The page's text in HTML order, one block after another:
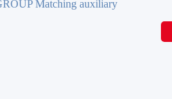
Matching auxiliary